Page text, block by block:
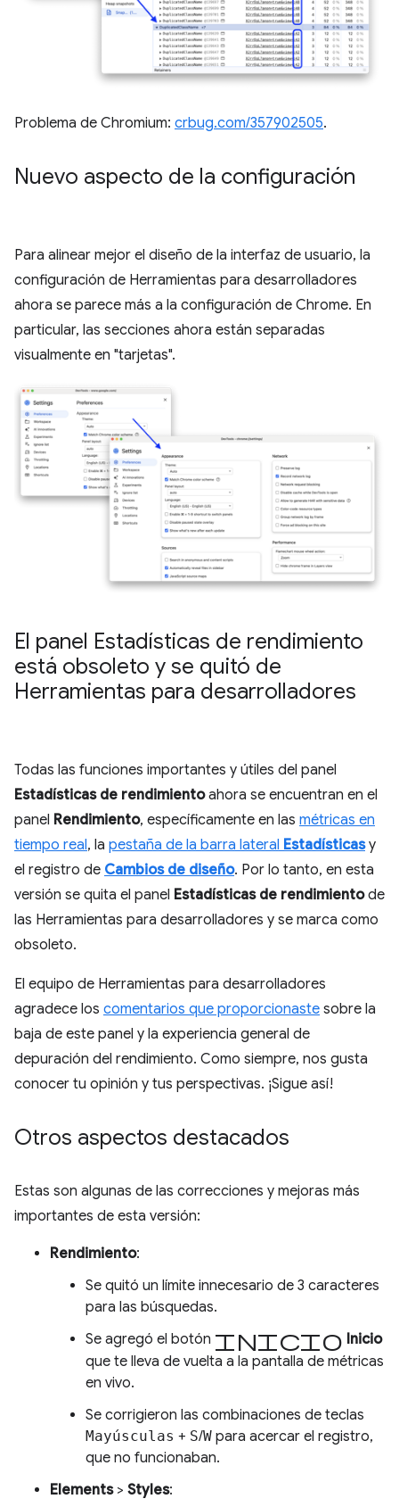
Problema de Chromium: crbug.com/357902505.
Nuevo aspecto de la configuración
Para alinear mejor el diseño de la interfaz de usuario, la
configuración de Herramientas para desarrolladores
ahora se parece más a la configuración de Chrome. En
particular, las secciones ahora están separadas
visualmente en "tarjetas".
El panel Estadísticas de rendimiento
está obsoleto y se quitó de
Herramientas para desarrolladores
Todas las funciones importantes y útiles del panel
Estadísticas de rendimientoahora se encuentran en el
panel Rendimiento, específicamente en las métricas en
tiempo real, la pestaña de la barra lateral Estadísticasy
el registro de Cambios de diseño. Por lo tanto, en esta
versión se quita el panel Estadísticas de rendimientode
las Herramientas para desarrolladores y se marca como
obsoleto.
El equipo de Herramientas para desarrolladores
agradece los comentarios que proporcionaste sobre la
baja de este panel y la experiencia general de
depuración del rendimiento. Como siempre, nos gusta
conocer tu opinión y tus perspectivas. ¡Sigue así!
Otros aspectos destacados
Estas son algunas de las correcciones y mejoras más
importantes de esta versión:
Rendimiento:
Se quitó un límite innecesario de 3 caracteres
para las búsquedas.
Se agregó el botón Inicio Inicio
que te lleva de vuelta a la pantalla de métricas
en vivo.
Se corrigieron las combinaciones de teclas
Mayúsculas + S/W para acercar el registro,
que no funcionaban.
Elements> Styles: